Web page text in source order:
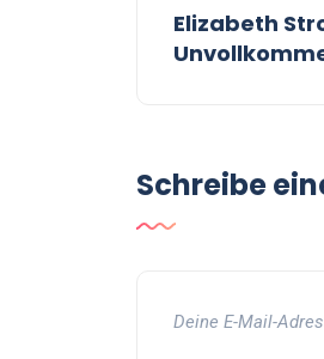
Elizabeth
Schreibe
Deine E-Mail-